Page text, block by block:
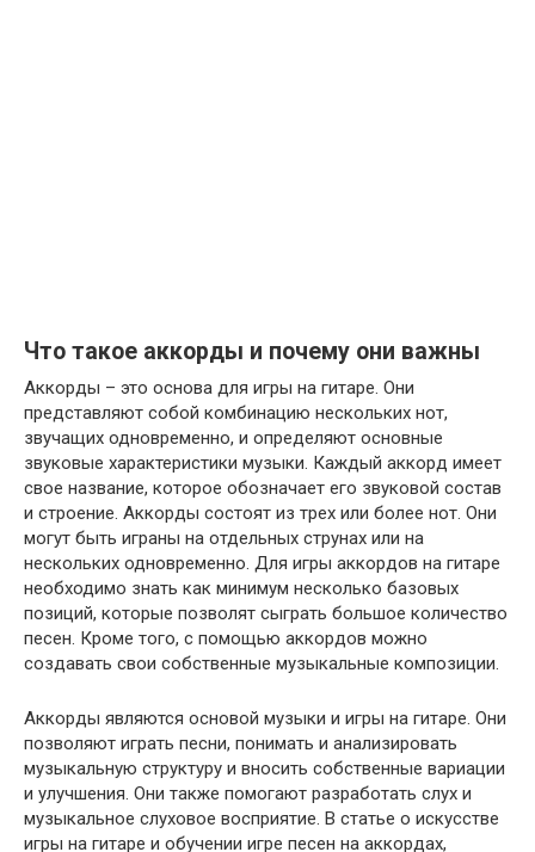
Что такое аккорды и почему они важны
Аккорды – это основа для игры на гитаре. Они
представляют собой комбинацию нескольких нот,
звучащих одновременно, и определяют основные
звуковые характеристики музыки. Каждый аккорд имеет
свое название, которое обозначает его звуковой состав
и строение. Аккорды состоят из трех или более нот. Они
могут быть играны на отдельных струнах или на
нескольких одновременно. Для игры аккордов на гитаре
необходимо знать как минимум несколько базовых
позиций, которые позволят сыграть большое количество
песен. Кроме того, с помощью аккордов можно
создавать свои собственные музыкальные композиции.
Аккорды являются основой музыки и игры на гитаре. Они
позволяют играть песни, понимать и анализировать
музыкальную структуру и вносить собственные вариации
и улучшения. Они также помогают разработать слух и
музыкальное слуховое восприятие. В статье о искусстве
игры на гитаре и обучении игре песен на аккордах,